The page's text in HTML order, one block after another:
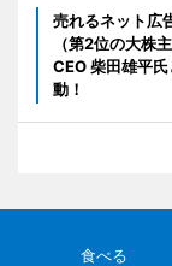
売れるネット広
（第2位の大株
CEO 柴田雄平
動！
食べる